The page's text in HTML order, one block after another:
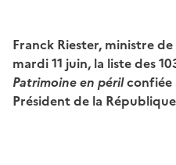
Franck Riester, ministre
mardi 11 juin, la liste des
Patrimoine en périlconfiée
Président de la